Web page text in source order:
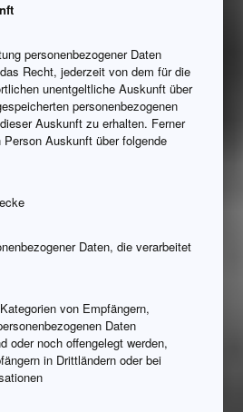
personenbezogener Daten
Recht, jederzeit von dem für die
unentgeltliche Auskunft über
personenbezogenen
Auskunft zu erhalten. Ferner
Person Auskunft über folgende
Daten, die verarbeitet
von Empfängern,
Daten
oder noch offengelegt werden,
in Drittländern oder bei